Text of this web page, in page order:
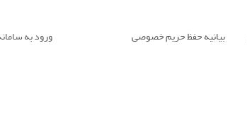
بیانیه حفظ حریم خصوصی ورود به